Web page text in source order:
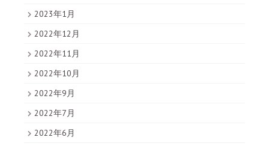
2023年1月
2022年12月
2022年11月
2022年10月
2022年9月
2022年7月
2022年6月